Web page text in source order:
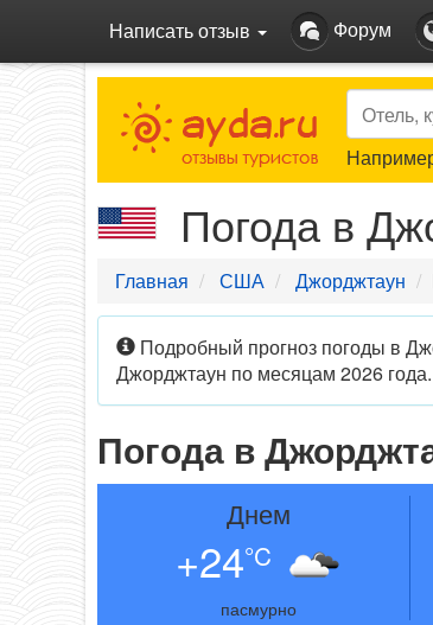
Написать отзыв Форум
Search
Погода в
Главная США Джорджтаун
Подробный прогноз погоды в
Джорджтаун по месяцам 2026
Погода в
Днем
+24°C
пасмурно